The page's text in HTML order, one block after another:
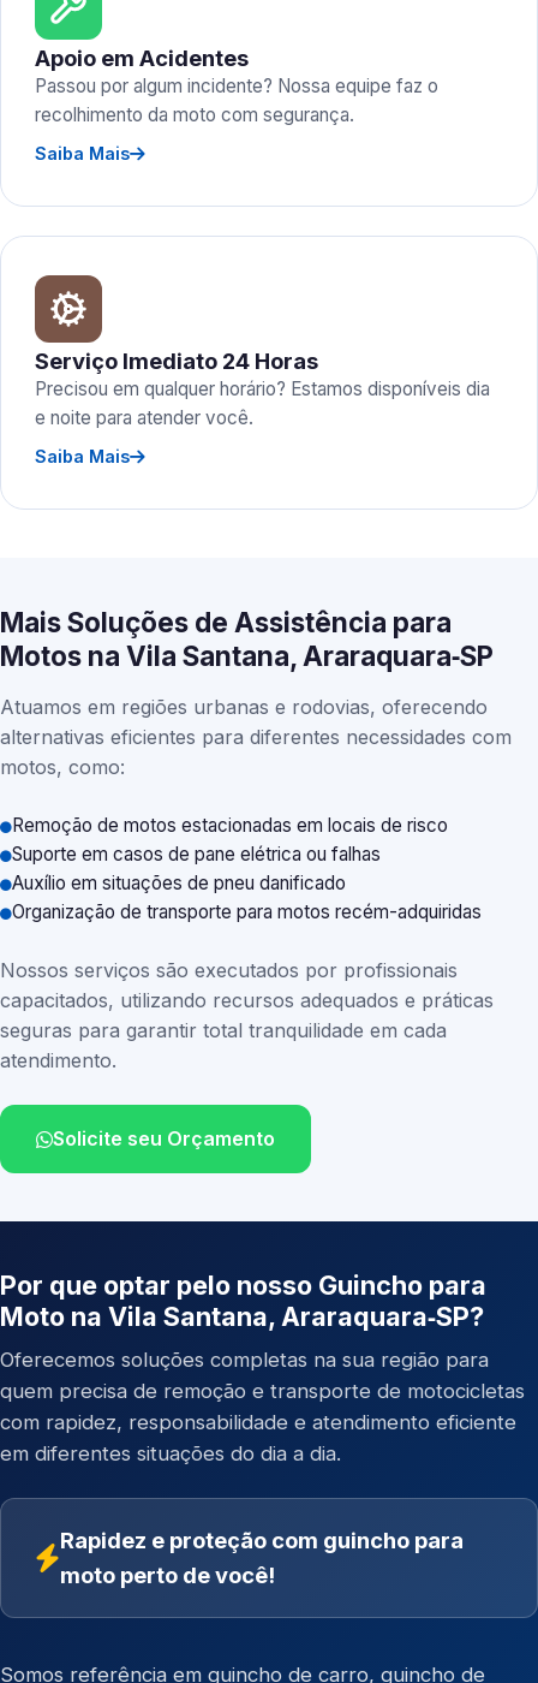
Apoio em Acidentes
Passou por algum incidente? Nossa equipe faz o
recolhimento da moto com segurança.
Saiba Mais
Serviço Imediato 24 Horas
Precisou em qualquer horário? Estamos disponíveis dia
e noite para atender você.
Saiba Mais
Mais Soluções de Assistência para
Motos na Vila Santana, Araraquara‑SP
Atuamos em regiões urbanas e rodovias, oferecendo
alternativas eficientes para diferentes necessidades com
motos, como:
Remoção de motos estacionadas em locais de risco
Suporte em casos de pane elétrica ou falhas
Auxílio em situações de pneu danificado
Organização de transporte para motos recém-adquiridas
Nossos serviços são executados por profissionais
capacitados, utilizando recursos adequados e práticas
seguras para garantir total tranquilidade em cada
atendimento.
Solicite seu Orçamento
Por que optar pelo nosso Guincho para
Moto na Vila Santana, Araraquara‑SP?
Oferecemos soluções completas na sua região para
quem precisa de remoção e transporte de motocicletas
com rapidez, responsabilidade e atendimento eficiente
em diferentes situações do dia a dia.
Rapidez e proteção com guincho para
moto perto de você!
Somos referência em guincho de carro, guincho de